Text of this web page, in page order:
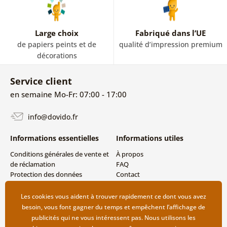
Large choix
de papiers peints et de
décorations
Fabriqué dans l’UE
qualité d’impression premium
Service client
en semaine Mo-Fr: 07:00 - 17:00
info@dovido.fr
Informations essentielles
Conditions générales de vente et
de réclamation
Protection des données
Modes de livraison et de
paiement
Retour des produits
Informations utiles
À propos
FAQ
Contact
Les cookies vous aident à trouver rapidement ce dont vous avez
besoin, vous font gagner du temps et empêchent l’affichage de
publicités qui ne vous intéressent pas. Nous utilisons les